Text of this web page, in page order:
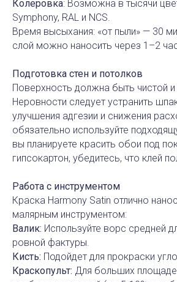
Колеровка: Возможна в тысячи
Symphony, RAL и NCS.
Время высыхания: «от пыли» — 30
слой можно наносить через 1–2
Подготовка стен и потолков
Поверхность должна быть чистой и
Неровности следует устранить
улучшения адгезии и снижения
обязательно используйте
вы планируете красить обои под
гипсокартон, убедитесь, что клей
Работа с инструментом
Краска Harmony Satin отлично
малярным инструментом:
Валик: Используйте ворс средней
ровной фактуры.
Кисть: Подойдет для прокраски
Краскопульт: Для больших